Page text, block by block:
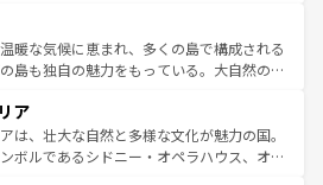
で観光を楽しむこともできる。 なお、新
はコンテンツ一覧 を参照してほしい。
市は、観光、ショッピング、エンターテイ
った刺激的なスポットだ。一方、アメリカ
が広がり、グランドキャニオンやイエロー
リンズでは、音楽と美食が融合した独特の
行者はアメリカの各地域で異なる魅力を楽
の多様性と豊かな歴史を感じることができ
暖な気候に恵まれ、多くの島で構成される
島も独自の魅力をもっている。大自然の神
ない。また、定番の観光地といえばオアフ
自然を求めるならマウイ島やカウアイ島が
ラルドグリーンに輝く海をはじめ、豊かな
ア
は、壮大な自然と多様な文化が魅力の国。
ボルであるシドニー・オペラハウス、オー